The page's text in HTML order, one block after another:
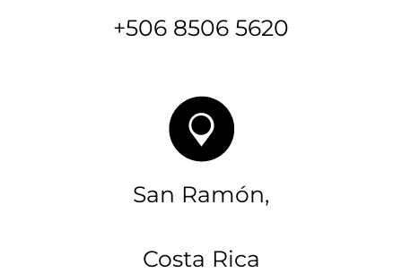
+506 8506 5620
San Ramón,
Costa Rica